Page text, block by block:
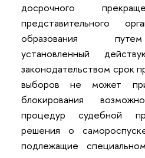
досрочного
представительного
образования
установленный
законодательством срок
выборов не может
блокирования
процедур судебной
решения о
подлежащие